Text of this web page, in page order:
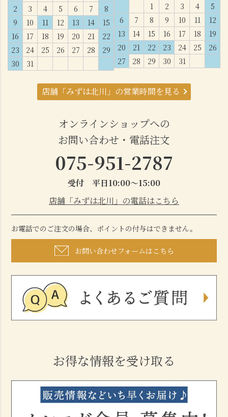
2
3 4 5 6 7
8
9
10 11 12 13 14
15
16
17 18 19 20 21
22
23
24 25 26 27 28
29
30
31
1
2 3 4
5
6
7 8 9 10 11
12
13
14 15 16 17 18
19
20
21 22 23 24 25
26
27
28 29 30 31
店舗「みずは北川」の営業時間を見る
オンラインショップへの
お問い合わせ・電話注文
075-951-2787
受付 平日10:00～15:00
店舗「みずは北川」の電話はこちら
お電話でのご注文の場合、ポイントの付与はできません。
お問い合わせフォームはこちら
お得な情報を受け取る